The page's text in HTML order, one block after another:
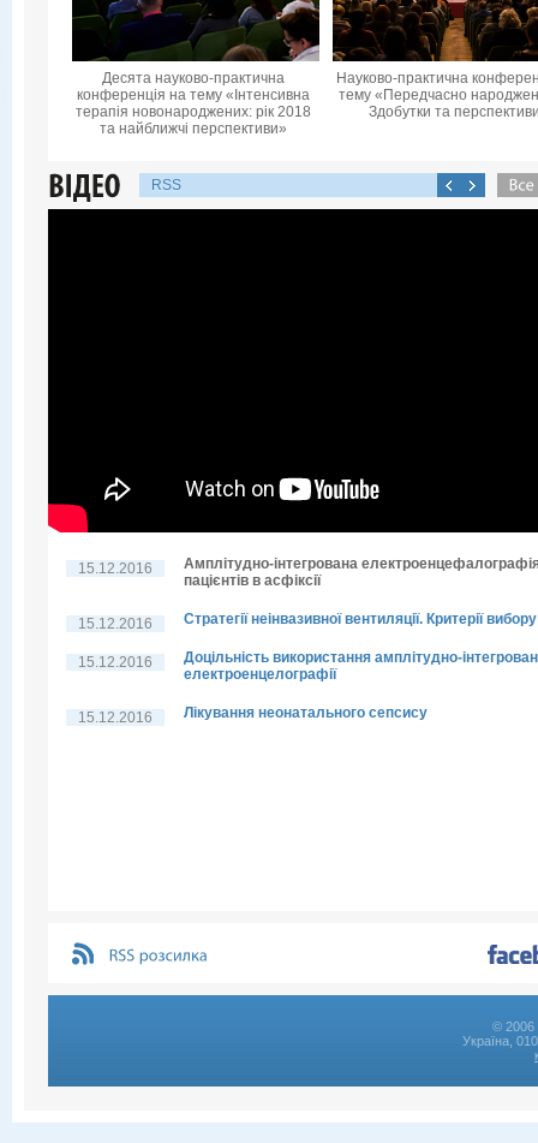
Десята науково-практична
конференцiя на тему «Інтенсивна
терапія новонароджених: рік 2018
та найближчі перспективи»
Науково-практична
тему «Передчасно
Здобутки та
RSS
15.12.2016
Амплітудно-інтегрована
пацієнтів в асфіксії
15.12.2016 Стратегії неінвазивної вентиляції. Критерії вибору
15.12.2016
Доцільність використання амплітудно-
електроенцелографії
15.12.2016 Лікування неонатального сепсису
© 2006
Україна,